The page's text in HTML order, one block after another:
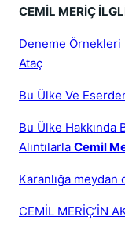
CEMİL MERİÇ
Deneme Örnekleri
Ataç
Bu Ülke Ve
Bu Ülke Hakkında
Alıntılarla Cemil
Karanlığa meydan
CEMİL MERİÇ’İN